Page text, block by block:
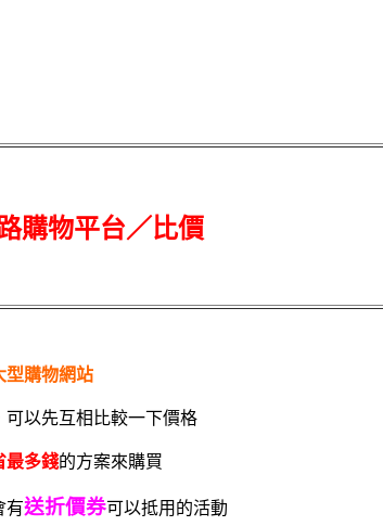
購物平台／比價
型購物網站
以先互相比較一下價格
最多錢的方案來購買
有送折價券可以抵用的活動